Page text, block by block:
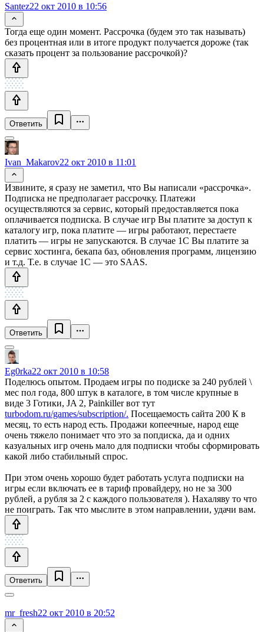
Santez22 окт 2010 в 10:56
Тогда еще один момент. Рассрочка (будем это так называть)
без процентная или в итоге продукт получается дороже (так
сказать процент за пользование рассрочкой)?
Ответить
Ivan_Makarov22 окт 2010 в 11:01
Извините, я сразу не заметил, что Вы написали «рассрочка».
Подписка не предполагает рассрочку. Платежи
осуществляются за сервис, который предоставляется пока
оплачивается подписка. В случае игр Вы платите за доступ к
каталогу игр, пока платите — игры работают, перестаете
платить — игры не запускаются. В случае 1С Вы платите за
сервис хостинга, бекапа баз, обновления программ, лицензию
и т.д. Т.е. в случае 1С — это SAAS.
Ответить
Eg0rka22 окт 2010 в 10:58
Поделюсь опытом. Продаем игры по подиске за 240 рублей \
мес пол года, 800 штук в каталоге, в том числе крупные в
виде 3 Готики, JA 2, Painkiller вот тут
turbodom.ru/games/subscription/. Посещаемость сайта 200 К в
месяц, то есть народ есть. Продажи копеечные, народ еще
очень тяжело понимает что это за попдиска, да и одних
казуальных игр очень мало для подписки чтобы сформировать
какой либо стабильный спрос.
При этом очень хорошо будет работать услуга подписки на
игры если включать ее в тариф провайдеру, но не за 300
рублей, а рубля за 2 с каждого пользователя ). Нахаляву то что
не поиграть. Так что мыслите в этом направлении, удачи вам.
Ответить
mr_fresh22 окт 2010 в 20:52